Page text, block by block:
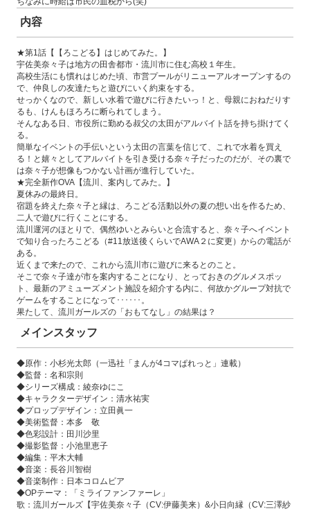
内容
★第1話【【ろこどる】はじめてみた。】
宇佐美奈々子は地方の田舎都市・流川市に住む高校１年生。
高校生活にも慣れはじめた頃、市営プールがリニューアルオープンするの
で、仲良しの友達たちと遊びにいく約束をする。
せっかくなので、新しい水着で遊びに行きたいっ！と、母親におねだりす
るも、けんもほろろに断られてしまう。
そんなある日、市役所に勤める叔父の太田がアルバイト話を持ち掛けてく
る。
簡単なイベントの手伝いという太田の言葉を信じて、これで水着を買え
る！と嬉々としてアルバイトを引き受ける奈々子だったのだが、その裏で
は奈々子が想像もつかない計画が進行していた。
★完全新作OVA【流川、案内してみた。】
夏休みの最終日。
宿題を終えた奈々子と縁は、ろこどる活動以外の夏の想い出を作るため、
二人で遊びに行くことにする。
流川運河のほとりで、偶然ゆいとみらいと合流すると、奈々子へイベント
で知り合ったろこどる（#11放送後くらいでAWA２に変更）からの電話が
ある。
近くまで来たので、これから流川市に遊びに来るとのこと。
そこで奈々子達が市を案内することになり、とっておきのグルメスポッ
ト、最新のアミューズメント施設を紹介する内に、何故かグループ対抗で
ゲームをすることになって･･････。
果たして、流川ガールズの「おもてなし」の結果は？
メインスタッフ
◆原作：小杉光太郎（一迅社「まんが4コマぱれっと」連載）
◆監督：名和宗則
◆シリーズ構成：綾奈ゆにこ
◆キャラクターデザイン：清水祐実
◆プロップデザイン：立田眞一
◆美術監督：本多 敬
◆色彩設計：田川沙里
◆撮影監督：小池里恵子
◆編集：平木大輔
◆音楽：長谷川智樹
◆音楽制作：日本コロムビア
◆OPテーマ：「ミライファンファーレ」
歌：流川ガールズ【宇佐美奈々子（CV:伊藤美来）&小日向縁（CV:三澤紗